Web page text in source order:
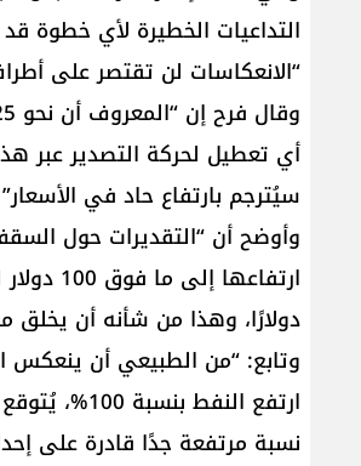
التداعيات الخطيرة لأي خطوة
“الانعكاسات لن تقتصر على
أي تعطيل لحركة التصدير عبر
سيُترجم بارتفاع حاد في الأسعار”
وأوضح أن “التقديرات حول
دولارًا، وهذا من شأنه أن يخلق
وتابع: “من الطبيعي أن ينعكس
نسبة مرتفعة جدًا قادرة على